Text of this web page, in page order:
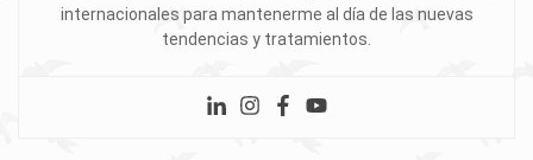
internacionales para mantenerme al día de las nuevas
tendencias y tratamientos.